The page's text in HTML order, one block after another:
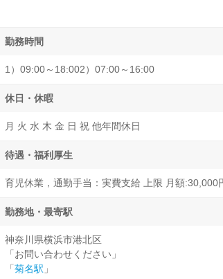
勤務時間
1）09:00～18:002）07:00～16:00
休日・休暇
月 火 水 木 金 日 祝 他年間休日
待遇・福利厚生
育児休業，通勤手当：実費支給 上限 月額:30,000
勤務地・最寄駅
神奈川県横浜市港北区
「お問い合わせください」
「 菊名駅 」